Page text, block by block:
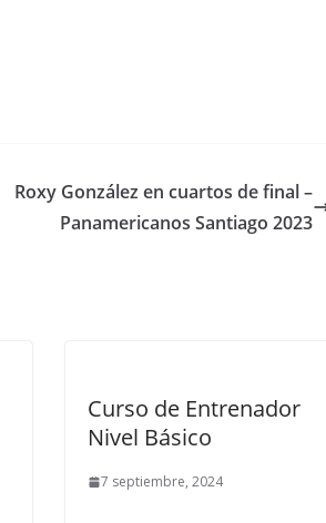
Roxy González en cuartos de final –
Panamericanos Santiago 2023
Curso de Entrenador
Nivel Básico
7 septiembre, 2024